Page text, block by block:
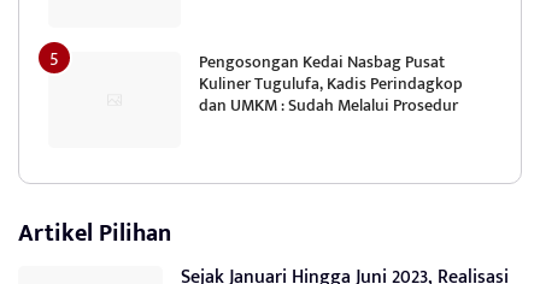
Pengosongan Kedai Nasbag Pusat
Kuliner Tugulufa, Kadis Perindagkop
dan UMKM : Sudah Melalui Prosedur
Artikel Pilihan
Sejak Januari Hingga Juni 2023, Realisasi